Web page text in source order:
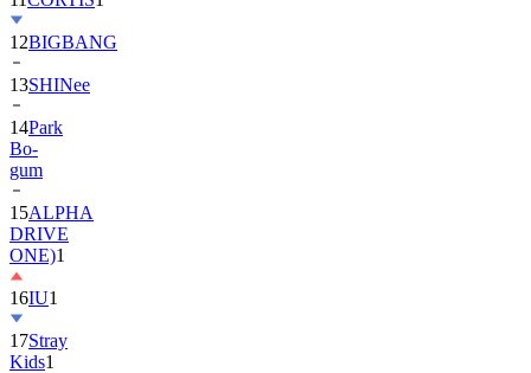
13SHINee
14Park
Bo-
gum
15ALPHA
DRIVE
ONE)1
16IU1
17Stray
Kids
18NewJeans